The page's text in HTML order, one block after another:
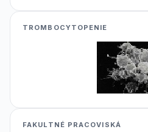
TROMBOCYTOPENIE
FAKULTNÉ PRACOVISKÁ